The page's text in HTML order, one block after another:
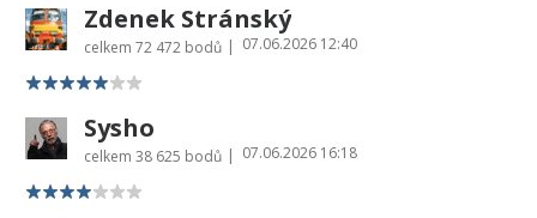
Zdenek Stránský
celkem 72 472 bodů | 07.06.2026 12:40
Sysho
celkem 38 625 bodů | 07.06.2026 16:18